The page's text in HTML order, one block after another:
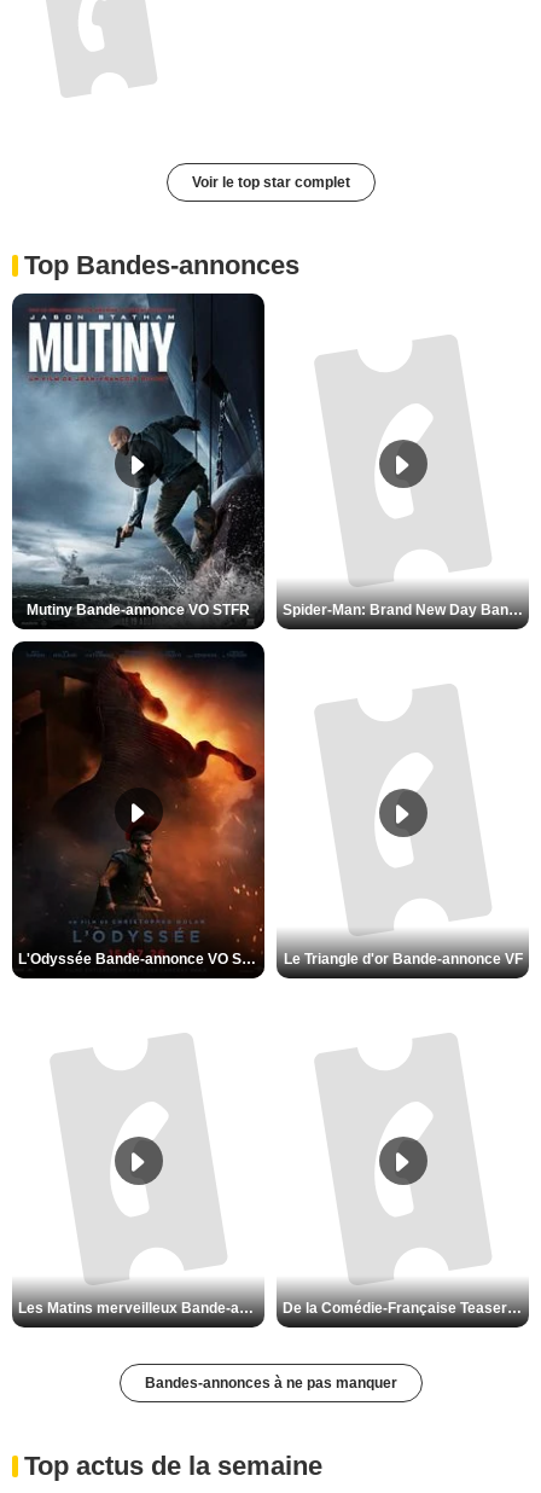
Voir le top star complet
Top Bandes-annonces
Mutiny Bande-annonce VO STFR Spider-Man: Brand New Day Bande-annonce VO STFR
L'Odyssée Bande-annonce VO STFR Le Triangle d'or Bande-annonce VF
Les Matins merveilleux Bande-annonce VF De la Comédie-Française Teaser VF
Bandes-annonces à ne pas manquer
Top actus de la semaine